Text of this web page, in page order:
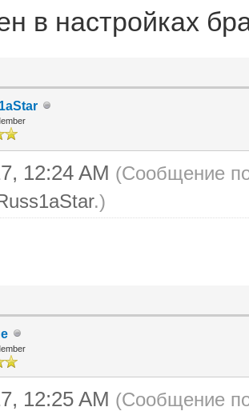
в настройках
12:24 AM (Сообщение
.)
12:25 AM (Сообщение